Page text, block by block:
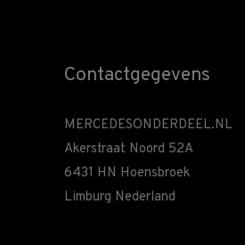
Contactgegevens
MERCEDESONDERDEEL.NL
Akerstraat Noord 52A
6431 HN Hoensbroek
Limburg Nederland